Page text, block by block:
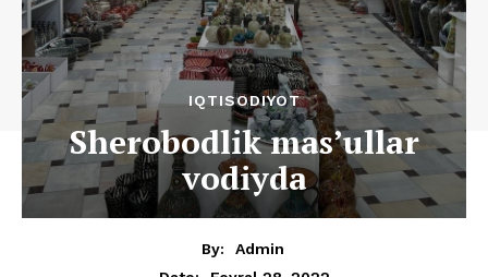
IQTISODIYOT
Sherobodlik mas’ullar
vodiyda
By:
Admin